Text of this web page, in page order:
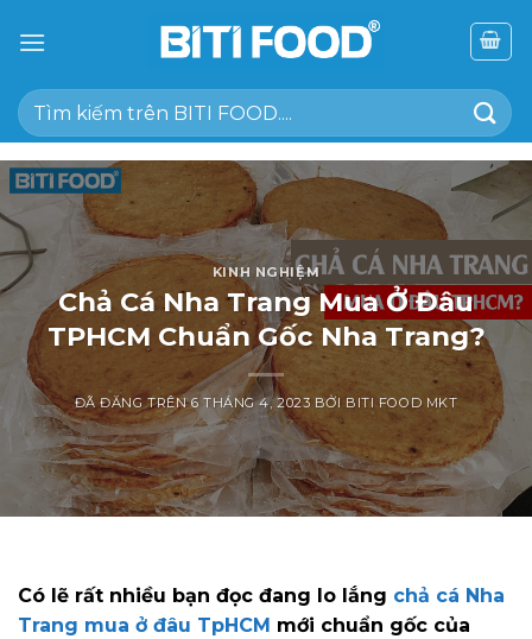
đến
dung
Tìm
kiếm:
KINH NGHIỆM
Chả Cá Nha Trang Mua Ở Đâu
TPHCM Chuẩn Gốc Nha Trang?
ĐÃ ĐĂNG TRÊN6 THÁNG 4, 2023 BỞI BITI FOOD MKT
Có lẽ rất nhiều bạn đọc đang lo lắng chả cá Nha
Trang mua ở đâu TpHCM mới chuẩn gốc của